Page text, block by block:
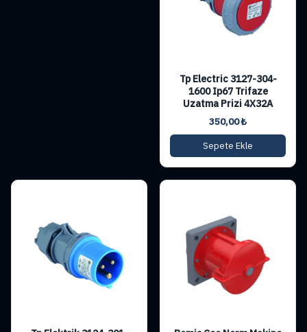
Tp Electric 3127-304-
1600 Ip67 Trifaze
Uzatma Prizi 4X32A
350,00₺
Sepete Ekle